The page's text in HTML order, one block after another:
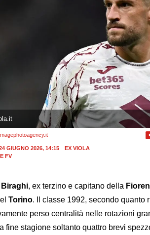
GIUGNO 2026, 14:15
EX VIOLA
FV
, ex terzino e capitano della
Torino. Il classe 1992, secondo quanto
perso centralità nelle rotazioni
fine stagione soltanto quattro brevi